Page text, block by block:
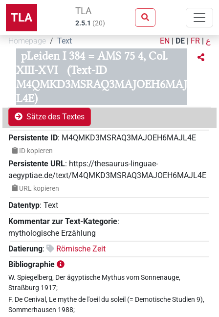
TLA TLA
2.5.1 (20)
Homepage Text EN | DE | FR | ع
pLeiden I 384 = AMS 75 4, Col.
XIII-XVI
(Text-ID
M4QMKD3MSRAQ3MAJOEH6MAJ
L4E)
Sätze des Textes
Persistente ID: M4QMKD3MSRAQ3MAJOEH6MAJL4E
ID kopieren
Persistente URL: https://thesaurus-linguae-
aegyptiae.de/text/M4QMKD3MSRAQ3MAJOEH6MAJL4E
URL kopieren
Datentyp: Text
Kommentar zur Text-Kategorie:
mythologische Erzählung
Datierung:
Römische Zeit
Bibliographie
W. Spiegelberg, Der ägyptische Mythus vom Sonnenauge,
Straßburg 1917;
F. De Cenival, Le mythe de l'oeil du soleil (= Demotische Studien 9),
Sommerhausen 1988;